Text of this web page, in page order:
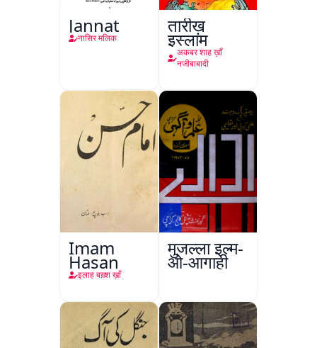
Jannat
नासिर मलिक
तारीख़
इस्लाम
अकबर शाह ख़ाँ
नजीबाबादी
Imam
Hasan
इलाह बख़्श ख़ाँ
मुजल्ला इल्म-
ओ-आगाही